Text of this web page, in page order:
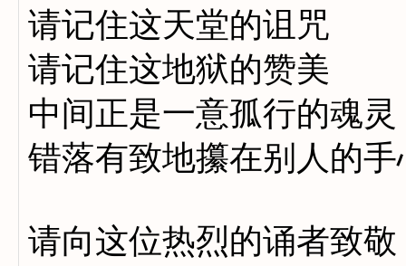
请记住这天堂的诅咒
请记住这地狱的赞美
中间正是一意孤行的魂灵
错落有致地攥在别人的手
请向这位热烈的诵者致敬